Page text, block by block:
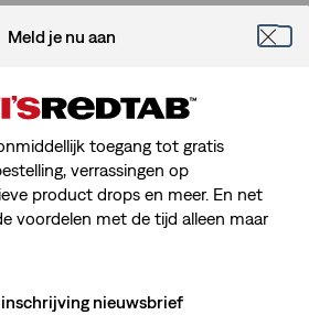
De Pagina Die
Probeer het later nog eens.
Meld je nu aan
toegang tot gratis
verrassingen op
product drops en meer. En net
voordelen met de tijd alleen maar
nieuwsbrief